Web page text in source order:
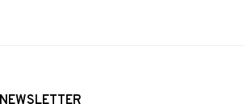
NEWSLETTER